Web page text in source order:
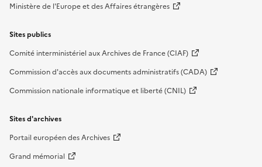
Ministère de l'Europe et des Affaires étrangères
Sites publics
Comité interministériel aux Archives de France (CIAF)
Commission d'accès aux documents administratifs (CADA)
Commission nationale informatique et liberté (CNIL)
Sites d'archives
Portail européen des Archives
Grand mémorial